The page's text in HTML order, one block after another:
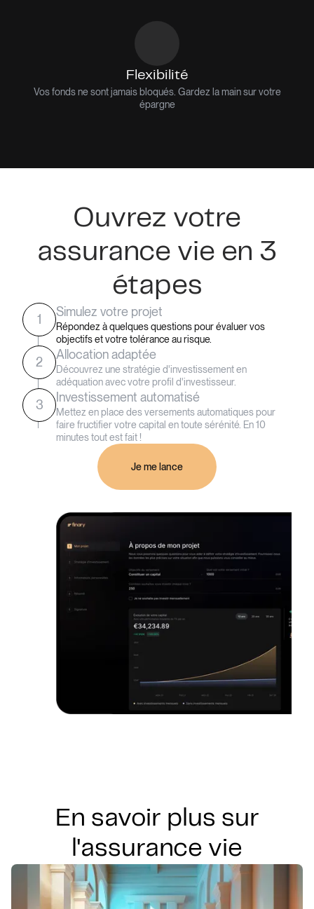
Flexibilité
Vos fonds ne sont jamais bloqués. Gardez la main sur votre
épargne
Ouvrez votre
assurance vie en 3
étapes
1
Simulez votre projet
Répondez à quelques questions pour évaluer vos
objectifs et votre tolérance au risque.
2
Allocation adaptée
Découvrez une stratégie d'investissement en
adéquation avec votre profil d'investisseur.
3
Investissement automatisé
Mettez en place des versements automatiques pour
faire fructifier votre capital en toute sérénité. En 10
minutes tout est fait !
Je me lance
En savoir plus sur
l'assurance vie